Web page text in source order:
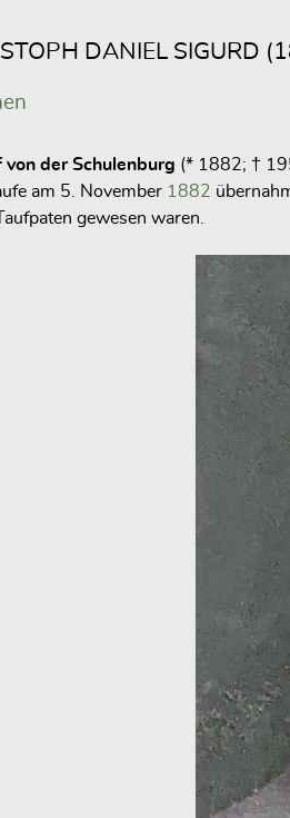
DANIEL SIGURD
der Schulenburg (* 1882; †
am 5. November 1882
gewesen waren.